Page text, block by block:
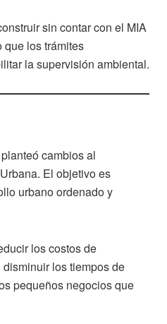
sin contar con el MIA
que los trámites
la supervisión ambiental.
cambios al
El objetivo es
urbano ordenado y
los costos de
los tiempos de
pequeños negocios que